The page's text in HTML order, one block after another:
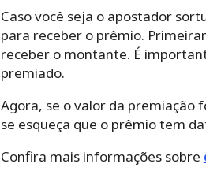
Caso você seja o apostador
para receber o prêmio.
receber o montante. É
premiado.
Agora, se o valor da premiação
se esqueça que o prêmio tem
Confira mais informações sobre